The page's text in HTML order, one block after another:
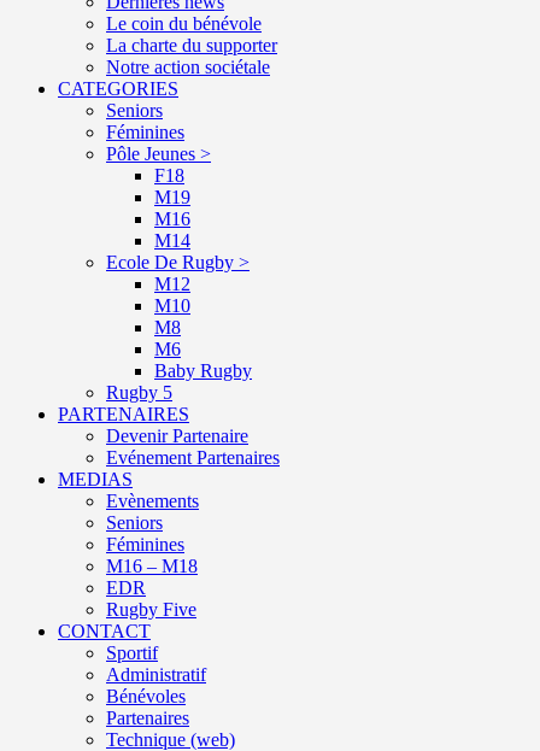
Le coin du bénévole
La charte du supporter
Notre action sociétale
CATEGORIES
Seniors
Féminines
Pôle Jeunes >
F18
M19
M16
M14
Ecole De Rugby >
M12
M10
M8
M6
Baby Rugby
Rugby 5
PARTENAIRES
Devenir Partenaire
Evénement Partenaires
MEDIAS
Evènements
Seniors
Féminines
M16 – M18
EDR
Rugby Five
CONTACT
Sportif
Administratif
Bénévoles
Partenaires
Technique (web)